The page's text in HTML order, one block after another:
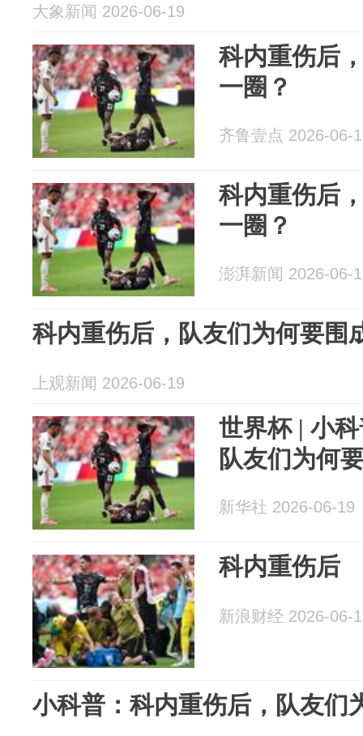
大象新闻 2026-06-19
科内重伤后
一圈？
齐鲁壹点 2026-06-
科内重伤后
一圈？
澎湃新闻 2026-06-
科内重伤后，队友们为何要围
上观新闻 2026-06-19
世界杯 | 小
队友们为何
新华社 2026-06-19
科内重伤后
新浪财经 2026-06-
小科普：科内重伤后，队友们